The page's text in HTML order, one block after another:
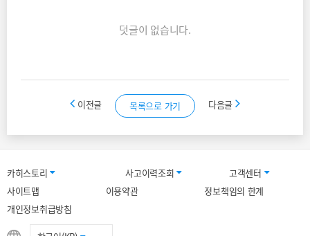
덧글이 없습니다.
이전글 목록으로 가기 다음글
카히스토리 사고이력조회
고객센터
사이트맵
이용약관
정보책임의 한계
개인정보취급방침